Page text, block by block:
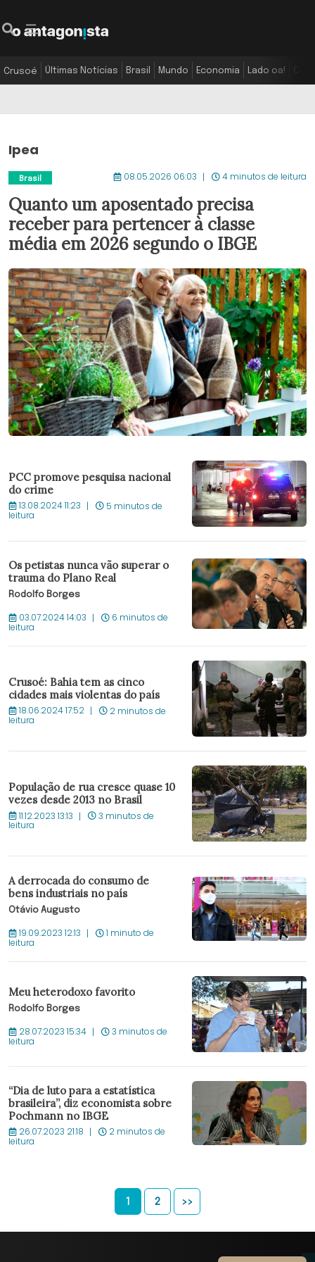
Crusoé Últimas Notícias Brasil Mundo Economia Lado oa!
Ipea
Brasil 08.05.2026 06:03 4 minutos de leitura
Quanto um aposentado precisa
receber para pertencer à classe
média em 2026 segundo o IBGE
PCC promove pesquisa nacional
do crime
13.08.2024 11:23 5 minutos de
leitura
Os petistas nunca vão superar o
trauma do Plano Real
Rodolfo Borges
03.07.2024 14:03 6 minutos de
leitura
Crusoé: Bahia tem as cinco
cidades mais violentas do país
18.06.2024 17:52 2 minutos de
leitura
População de rua cresce quase 10
vezes desde 2013 no Brasil
11.12.2023 13:13 3 minutos de
leitura
A derrocada do consumo de
bens industriais no país
Otávio Augusto
19.09.2023 12:13 1 minuto de
leitura
Meu heterodoxo favorito
Rodolfo Borges
28.07.2023 15:34 3 minutos de
leitura
“Dia de luto para a estatística
brasileira”, diz economista sobre
Pochmann no IBGE
26.07.2023 21:18 2 minutos de
leitura
1 2 >>